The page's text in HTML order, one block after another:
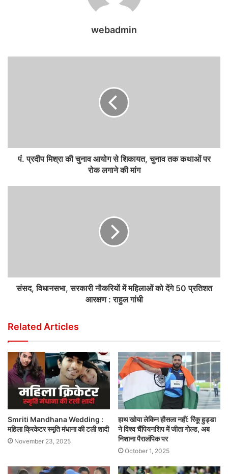
webadmin
पं. प्रदीप मिश्रा की चुनाव आयोग से शिकायत, चुनाव तक कथाओं पर
रोक लगाने की मांग
संसद, विधानसभा, सरकारी नौकरियों में महिलाओं को देंगे 50 प्रतिशत
आरक्षण : राहुल गांधी
Related Articles
Smriti Mandhana Wedding :
महिला क्रिकेटर स्मृति मंधाना की टली शादी
November 23, 2025
हाथ खोया लेकिन हौसला नहीं: रिंकू हुड्डा
ने विश्व चैंपियनशिप में जीता गोल्ड, अब
निशाना पैरालंपिक पर
October 1, 2025